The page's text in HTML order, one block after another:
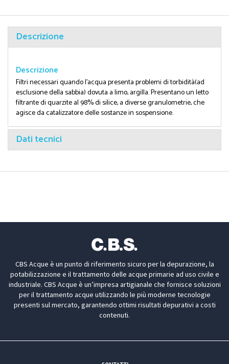
Descrizione
Descrizione
Filtri necessari quando l'acqua presenta problemi di torbidità(ad
esclusione della sabbia) dovuta a limo, argilla. Presentano un letto
filtrante di quarzite al 98% di silice, a diverse granulometrie, che
agisce da catalizzatore delle sostanze in sospensione.
Dati tecnici
CBS Acque è un punto di riferimento sicuro per la depurazione, la
potabilizzazione e il trattamento delle acque primarie ad uso civile e
industriale. CBS Acque è un’impresa artigianale che fornisce soluzioni
per il trattamento acque utilizzando le più moderne tecnologie
presenti sul mercato, garantendo ottimi risultati depurativi a costi
contenuti.